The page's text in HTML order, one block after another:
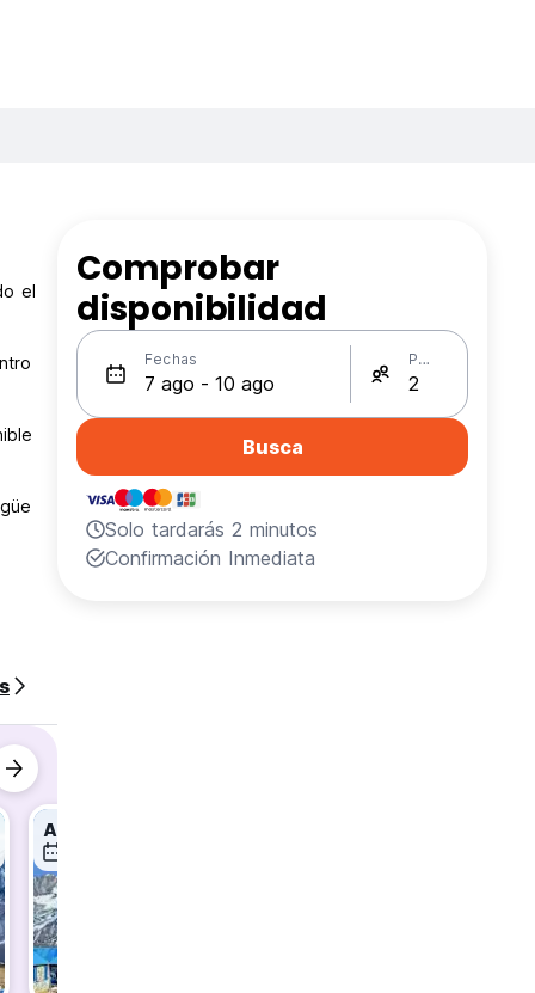
el
Comprobar
disponibilidad
Fechas Personas
Busca
Solo tardarás 2 minutos
Confirmación Inmediata